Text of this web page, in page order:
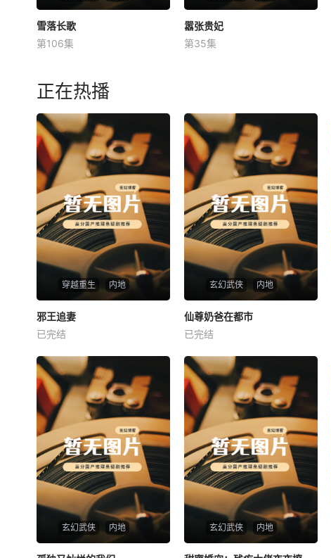
雪落长歌
未知
雪落长歌
第106集
嚣张贵妃
未知
嚣张贵妃
第35集
正在热播
穿越重生 内地
邪王追妻
未知
邪王追妻
已完结
玄幻武侠 内地
仙尊奶爸在都市
未知
仙尊奶爸在都市
已完结
玄幻武侠 内地 玄幻武侠 内地